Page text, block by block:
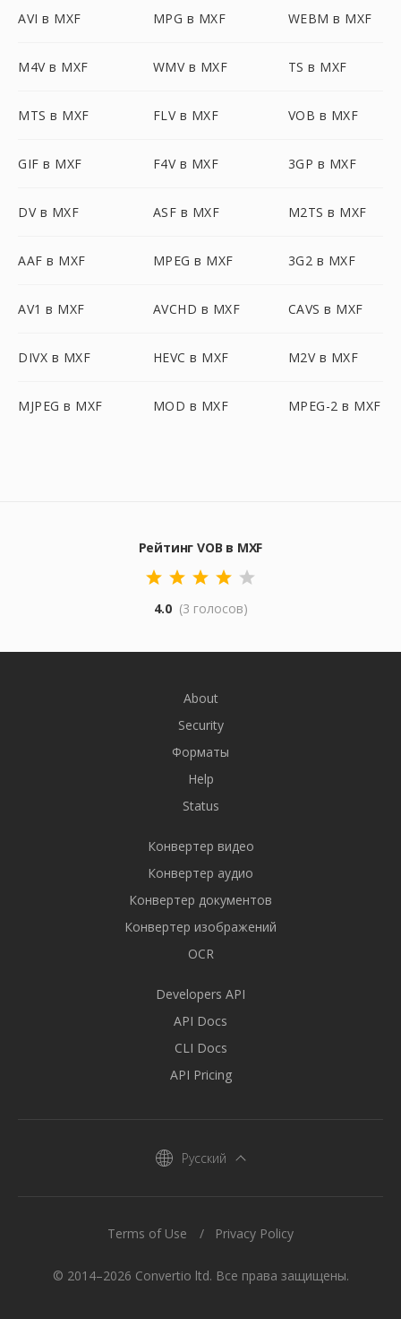
AVI в MXF MPG в MXF WEBM в MXF
M4V в MXF WMV в MXF TS в MXF
MTS в MXF FLV в MXF VOB в MXF
GIF в MXF F4V в MXF 3GP в MXF
DV в MXF ASF в MXF M2TS в MXF
AAF в MXF MPEG в MXF 3G2 в MXF
AV1 в MXF AVCHD в MXF CAVS в MXF
DIVX в MXF HEVC в MXF M2V в MXF
MJPEG в MXF MOD в MXF MPEG-2 в MXF
Рейтинг VOB в MXF
4.0 (3 голосов)
About
Security
Форматы
Help
Status
Конвертер видео
Конвертер аудио
Конвертер документов
Конвертер изображений
OCR
Developers API
API Docs
CLI Docs
API Pricing
Русский
© 2014–2026 Convertio ltd. Все права защищены.
Terms of Use Privacy Policy